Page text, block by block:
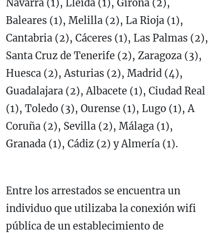
Navarra (1), Lleida (1), Girona (2),
Baleares (1), Melilla (2), La Rioja (1),
Cantabria (2), Cáceres (1), Las Palmas (2),
Santa Cruz de Tenerife (2), Zaragoza (3),
Huesca (2), Asturias (2), Madrid (4),
Guadalajara (2), Albacete (1), Ciudad Real
(1), Toledo (3), Ourense (1), Lugo (1), A
Coruña (2), Sevilla (2), Málaga (1),
Granada (1), Cádiz (2) y Almería (1).
Entre los arrestados se encuentra un
individuo que utilizaba la conexión wifi
pública de un establecimiento de